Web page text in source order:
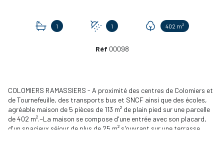
1 1 402 m²
Réf 00098
COLOMIERS RAMASSIERS - A proximité des centres de Colomiers et
de Tournefeuille, des transports bus et SNCF ainsi que des écoles,
agréable maison de 5 pièces de 113 m² de plain pied sur une parcelle
de 402 m².~La maison se compose d'une entrée avec son placard,
d'un spacieux séjour de plus de 25 m² s'ouvrant sur une terrasse